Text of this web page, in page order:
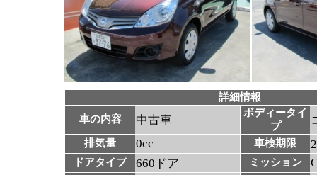
詳細情報
車の内容
中古車
ボディータイ
プ
排気量 0cc 車検期限
ドアタイプ 660ドア ミッション